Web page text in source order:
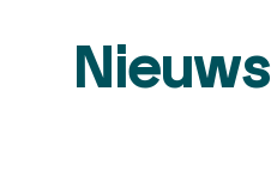
Nieuws